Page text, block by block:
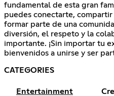
fundamental de esta gran
puedes conectarte,
formar parte de una
diversión, el respeto y la
importante. ¡Sin importar tu
bienvenidos a unirse y ser
CATEGORIES
Entertainment